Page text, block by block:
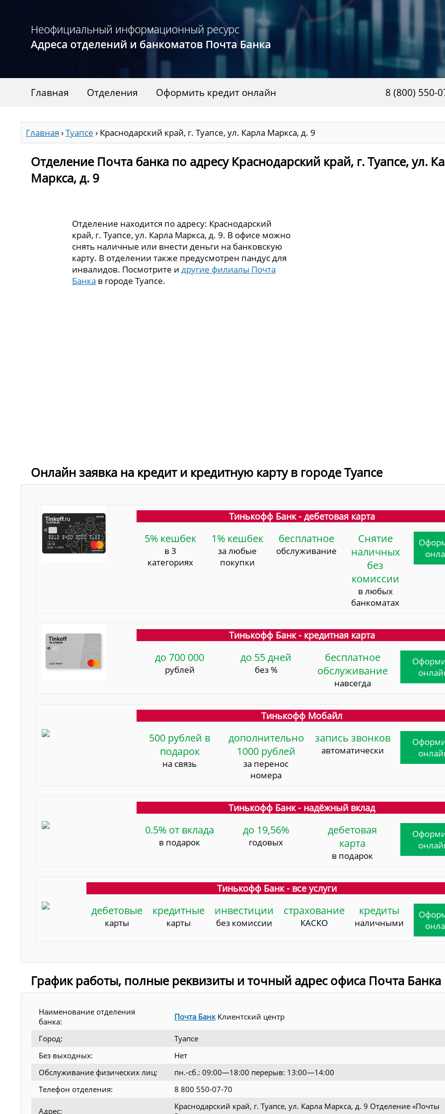
Главная Отделения Оформить кредит онлайн 8 (800) 550-
Главная ›Туапсе › Краснодарский край, г. Туапсе, ул. Карла Маркса, д. 9
Отделение Почта банка по адресу Краснодарский край, г. Туапсе, ул.
Маркса, д. 9
Отделение находится по адресу: Краснодарский
край, г. Туапсе, ул. Карла Маркса, д. 9. В офисе можно
снять наличные или внести деньги на банковскую
карту. В отделении также предусмотрен пандус для
инвалидов. Посмотрите идругие филиалы Почта
Банка в городе Туапсе.
Онлайн заявка на кредит и кредитную карту в городе Туапсе
Тинькофф Банк - дебетовая карта
5% кешбек
в 3
категориях
1% кешбек
за любые
покупки
бесплатное
обслуживание
Снятие
наличных
без
комиссии
в любых
банкоматах
Тинькофф Банк - кредитная карта
до 700 000
рублей
до 55 дней
без %
бесплатное
обслуживание
навсегда
Тинькофф Мобайл
500 рублей в
подарок
на связь
дополнительно
1000 рублей
за перенос
номера
запись звонков
автоматически
Тинькофф Банк - надёжный вклад
0.5% от вклада
в подарок
до 19,56%
годовых
дебетовая
карта
в подарок
Тинькофф Банк - все услуги
дебетовые
карты
кредитные
карты
инвестиции
без комиссии
страхование
КАСКО
кредиты
наличными
График работы, полные реквизиты и точный адрес офиса Почта Банка
Наименование отделения
банка:
Почта Банк Клиентский центр
Город:
Туапсе
Без выходных:
Нет
Обслуживание физических лиц:
пн.-сб.: 09:00—18:00 перерыв: 13:00—14:00
Телефон отделения:
8 800 550-07-70
Адрес:
Краснодарский край, г. Туапсе, ул. Карла Маркса, д. 9 Отделение «Почты